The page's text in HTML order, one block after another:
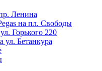
Ленина
на пл. Свободы
Горького 220
Бетанкура